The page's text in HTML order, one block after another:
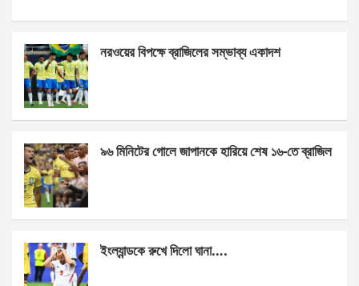
b
o
o
k
n
g
er
s
p
e
নরওয়ের বিপক্ষে ব্রাজিলের সম্ভাব্য একাদশ
৯৬ মিনিটের গোলে জাপানকে হারিয়ে শেষ ১৬-তে ব্রাজিল
ইংল্যান্ডকে রুখে দিলো ঘানা….